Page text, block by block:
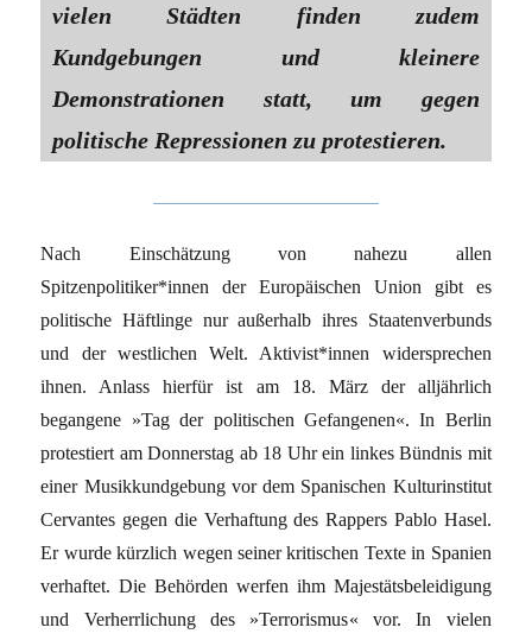
vielen Städten finden zudem
Kundgebungen und kleinere
Demonstrationen statt, um gegen
politische Repressionen zu protestieren.
Nach Einschätzung von nahezu allen
Spitzenpolitiker*innen der Europäischen Union gibt es
politische Häftlinge nur außerhalb ihres Staatenverbunds
und der westlichen Welt. Aktivist*innen widersprechen
ihnen. Anlass hierfür ist am 18. März der alljährlich
begangene »Tag der politischen Gefangenen«. In Berlin
protestiert am Donnerstag ab 18 Uhr ein linkes Bündnis mit
einer Musikkundgebung vor dem Spanischen Kulturinstitut
Cervantes gegen die Verhaftung des Rappers Pablo Hasel.
Er wurde kürzlich wegen seiner kritischen Texte in Spanien
verhaftet. Die Behörden werfen ihm Majestätsbeleidigung
und Verherrlichung des »Terrorismus« vor. In vielen